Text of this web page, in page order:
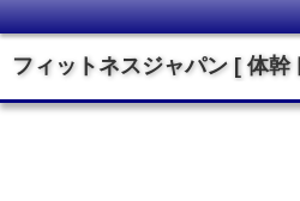
フィットネスジャパン [ 体幹